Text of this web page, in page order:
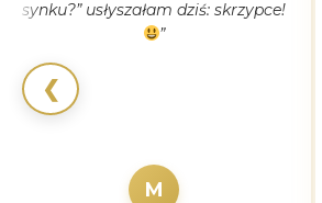
❮
synku?” usłyszałam dziś: skrzypce!
”
M